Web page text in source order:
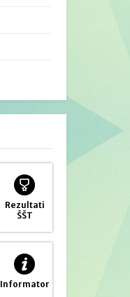
Rezultati
ŠŠT
Informator